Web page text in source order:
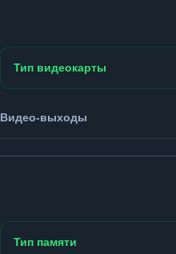
Тип видеокарты
Видео-выходы
Тип памяти